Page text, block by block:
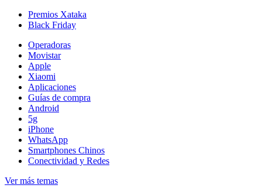
Premios Xataka
Black Friday
Operadoras
Movistar
Apple
Xiaomi
Aplicaciones
Guías de compra
Android
5g
iPhone
WhatsApp
Smartphones Chinos
Conectividad y Redes
Ver más temas